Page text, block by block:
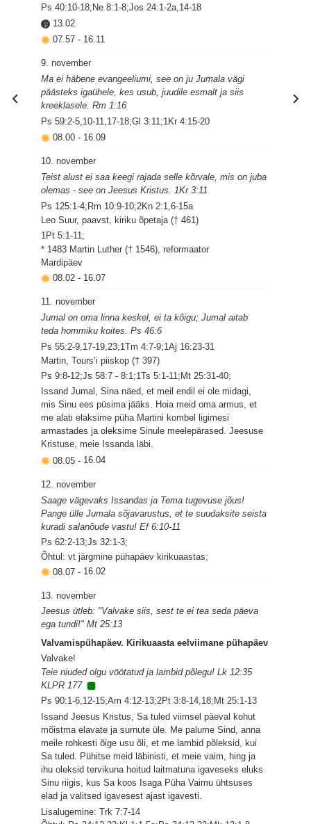
Ps 40:10-18;Ne 8:1-8;Jos 24:1-2a,14-18
13.02
07.57- 16.11
9. november
Ma ei häbene evangeeliumi, see on ju Jumala vägi
päästeks igaühele, kes usub, juudile esmalt ja siis
kreeklasele. Rm 1:16
Ps 59:2-5,10-11,17-18;Gl 3:11;1Kr 4:15-20
08.00- 16.09
10. november
Teist alust ei saa keegi rajada selle kõrvale, mis on juba
olemas - see on Jeesus Kristus. 1Kr 3:11
Ps 125:1-4;Rm 10:9-10;2Kn 2:1,6-15a
Leo Suur, paavst, kiriku õpetaja († 461)
1Pt 5:1-11;
* 1483 Martin Luther († 1546), reformaator
Mardipäev
08.02- 16.07
11. november
Jumal on oma linna keskel, ei ta kõigu; Jumal aitab
teda hommiku koites. Ps 46:6
Ps 55:2-9,17-19,23;1Tm 4:7-9;1Aj 16:23-31
Martin, Tours’i piiskop († 397)
Ps 9:8-12;Js 58:7 - 8:1;1Ts 5:1-11;Mt 25:31-40;
Issand Jumal, Sina näed, et meil endil ei ole midagi,
mis Sinu ees püsima jääks. Hoia meid oma armus, et
me alati elaksime püha Martini kombel ligimesi
armastades ja oleksime Sinule meelepärased. Jeesuse
Kristuse, meie Issanda läbi.
08.05- 16.04
12. november
Saage vägevaks Issandas ja Tema tugevuse jõus!
Pange ülle Jumala sõjavarustus, et te suudaksite seista
kuradi salanõude vastu! Ef 6:10-11
Ps 62:2-13;Js 32:1-3;
Õhtul: vt järgmine pühapäev kirikuaastas;
08.07- 16.02
13. november
Jeesus ütleb: "Valvake siis, sest te ei tea seda päeva
ega tundi!" Mt 25:13
Valvamispühapäev. Kirikuaasta eelviimane pühapäev
Valvake!
Teie niuded olgu vöötatud ja lambid põlegu! Lk 12:35
KLPR 177
Ps 90:1-6,12-15;Am 4:12-13;2Pt 3:8-14,18;Mt 25:1-13
Issand Jeesus Kristus, Sa tuled viimsel päeval kohut
mõistma elavate ja surnute üle. Me palume Sind, anna
meile rohkesti õige usu õli, et me lambid põleksid, kui
Sa tuled. Pühitse meid läbinisti, et meie vaim, hing ja
ihu oleksid tervikuna hoitud laitmatuna igaveseks eluks
Sinu riigis, kus Sa koos Isaga Püha Vaimu ühtsuses
elad ja valitsed igavesest ajast igavesti.
Lisalugemine: Trk 7:7-14